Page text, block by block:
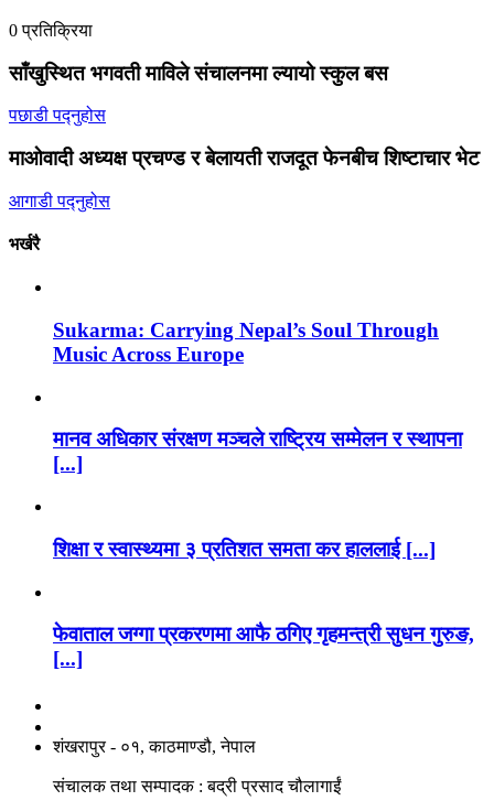
0 प्रतिक्रिया
साँखुस्थित भगवती माविले संचालनमा ल्यायो स्कुल बस
पछाडी पद्नुहोस
माओवादी अध्यक्ष प्रचण्ड र बेलायती राजदूत फेनबीच शिष्टाचार भेट
आगाडी पद्नुहोस
भर्खरै
Sukarma: Carrying Nepal’s Soul Through
Music Across Europe
मानव अधिकार संरक्षण मञ्चले राष्ट्रिय सम्मेलन र स्थापना
[...]
शिक्षा र स्वास्थ्यमा ३ प्रतिशत समता कर हाललाई [...]
फेवाताल जग्गा प्रकरणमा आफै ठगिए गृहमन्त्री सुधन गुरुङ,
[...]
शंखरापुर - ०१, काठमाण्डौ, नेपाल
संचालक तथा सम्पादक : बद्री प्रसाद चौलागाईं